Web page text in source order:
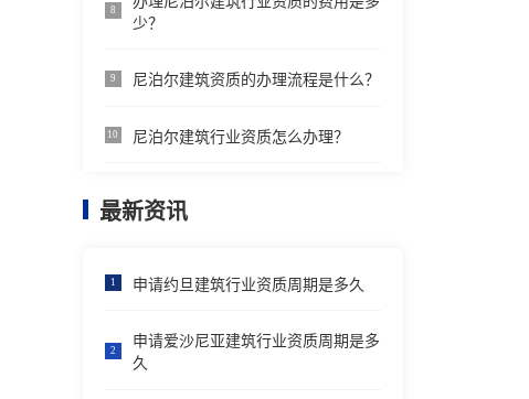
8
少？
9 尼泊尔建筑资质的办理流程是什么？
10 尼泊尔建筑行业资质怎么办理？
最新资讯
1 申请约旦建筑行业资质周期是多久
2
申请爱沙尼亚建筑行业资质周期是多
久